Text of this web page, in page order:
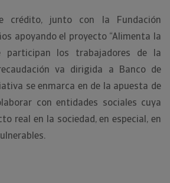
crédito, junto con la Fundación
apoyando el proyecto “Alimenta la
participan los trabajadores de la
va dirigida a Banco de
se enmarca en de la apuesta de
con entidades sociales cuya
real en la sociedad, en especial, en